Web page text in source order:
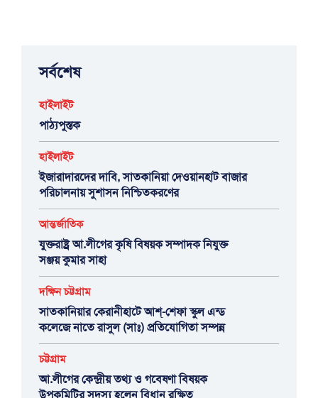
সর্বশেষ
হাইলাইট
পাঠ্যপুস্তক
হাইলাইট
ইজারাদারদের দাবি, সাতকানিয়া দেওয়ানহাট বাজার
পরিচালনায় সুশাসন নিশ্চিতকরণের
আন্তর্জাতিক
যুক্তরাষ্ট্র আ.লীগের কৃষি বিষয়ক সম্পাদক নিযুক্ত
সঞ্জয় কুমার সাহা
দক্ষিন চট্টগ্রাম
সাতকানিয়ার কেরানীহাটে আশ্-শেফা স্কুল এন্ড
কলেজে নাতে রাসুল (সাঃ) প্রতিযোগিতা সম্পন্ন
চট্টগ্রাম
আ.লীগের কেন্দ্রীয় তথ্য ও গবেষণা বিষয়ক
উপকমিটির সদস্য হলেন বিধান রক্ষিত